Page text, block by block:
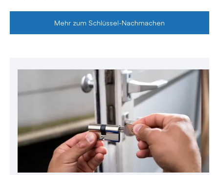
Mehr zum Schlüssel-Nachmachen